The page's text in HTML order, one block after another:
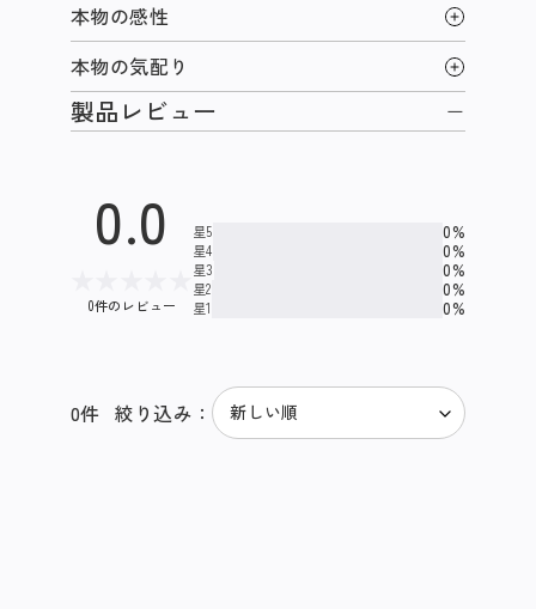
本物の感性
本物の気配り
製品レビュー
0.0
0件のレビュー
星5 0%
星4 0%
星3 0%
星2 0%
星1 0%
0件 絞り込み：